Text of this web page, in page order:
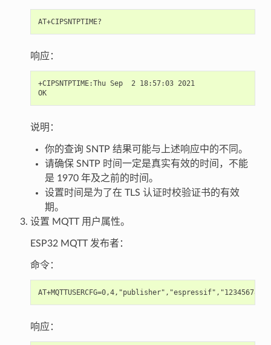
响应：
+CIPSNTPTIME:Thu Sep  2 18:57:03 2021
OK
说明：
你的查询 SNTP 结果可能与上述响应中的不同。
请确保 SNTP 时间一定是真实有效的时间，不能
是 1970 年及之前的时间。
设置时间是为了在 TLS 认证时校验证书的有效
期。
设置 MQTT 用户属性。
ESP32 MQTT 发布者：
命令：
响应：